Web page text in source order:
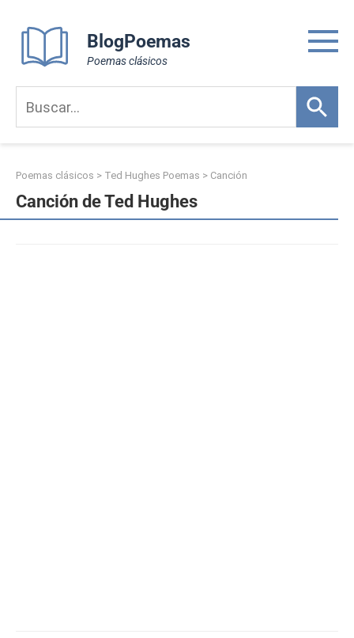
content
BlogPoemas
Poemas clásicos
Poemas clásicos > Ted Hughes Poemas > Canción
Canción de Ted Hughes